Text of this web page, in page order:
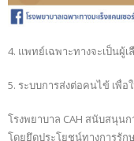
4. แพทย์เฉพาะทางจะเป็นผู้
5. ระบบการส่งต่อคนไข้ เพื่
โรงพยาบาล CAH สนับสนุน
โดยยึดประโยชน์ทางการรั